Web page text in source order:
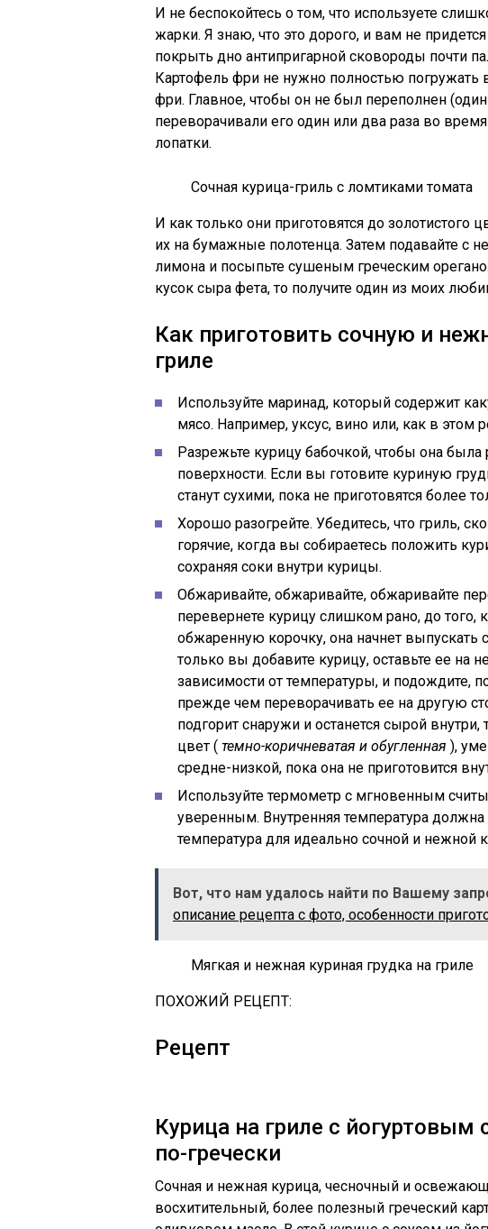
И не беспокойтесь о том, что используете
жарки. Я знаю, что это дорого, и вам не
покрыть дно антипригарной сковороды почти
Картофель фри не нужно полностью погружать
фри. Главное, чтобы он не был переполнен
переворачивали его один или два раза во
лопатки.
Сочная курица-гриль с ломтиками томата
И как только они приготовятся до золотистого
их на бумажные полотенца. Затем подавайте с
лимона и посыпьте сушеным греческим
кусок сыра фета, то получите один из моих
Как приготовить сочную и
гриле
Используйте маринад, который содержит
мясо. Например, уксус, вино или, как в этом
Разрежьте курицу бабочкой, чтобы она
поверхности. Если вы готовите куриную
станут сухими, пока не приготовятся более
Хорошо разогрейте. Убедитесь, что гриль,
горячие, когда вы собираетесь положить
сохраняя соки внутри курицы.
Обжаривайте, обжаривайте, обжаривайте
перевернете курицу слишком рано, до того,
обжаренную корочку, она начнет выпускать
только вы добавите курицу, оставьте ее на
зависимости от температуры, и подождите,
прежде чем переворачивать ее на другую
подгорит снаружи и останется сырой
цвет ( темно-коричневатая и обугленная ),
средне-низкой, пока она не приготовится
Используйте термометр с мгновенным
уверенным. Внутренняя температура
температура для идеально сочной и
Вот, что нам удалось найти по Вашему
описание рецепта с фото, особенности
Мягкая и нежная куриная грудка на гриле
ПОХОЖИЙ РЕЦЕПТ:
Рецепт
Курица на гриле с йогуртовым
по-гречески
Сочная и нежная курица, чесночный и
восхитительный, более полезный греческий